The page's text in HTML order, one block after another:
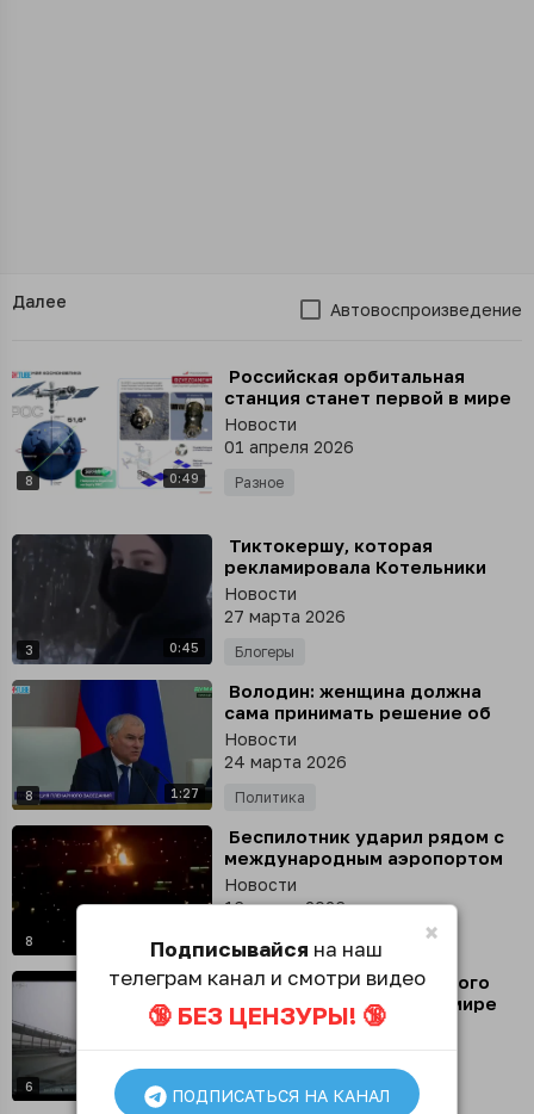
Далее Автовоспроизведение
8 0:49
⁣ Российская орбитальная
станция станет первой в мире
платформой-дроном, которая
оснащена роботами, заявил
Дмитрий Баканов
Новости
01 апреля 2026
Разное
3 0:45
⁣ Тиктокершу, которая
рекламировала Котельники
как «самый мусульманский
город в Подмосковье»
арестовали в Москве
Новости
27 марта 2026
Блогеры
8 1:27
⁣ Володин: женщина должна
сама принимать решение об
аборте, исходя из
собственной ситуации - это
самый правильный подход
Новости
24 марта 2026
Политика
8
⁣ Беспилотник ударил рядом с
международным аэропортом
Дубая
Новости
16 марта 2026
Происшествия
6
⁣ В Волгограде нашли самого
спокойного водителя в мире
Новости
Происшествия
×
Подписывайся на наш
телеграм канал и смотри видео
🔞 БЕЗ ЦЕНЗУРЫ! 🔞
ПОДПИСАТЬСЯ НА КАНАЛ